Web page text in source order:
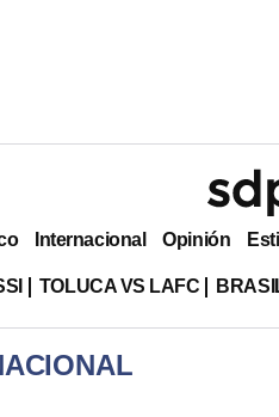
Internacional Opinión
TOLUCA VS LAFC